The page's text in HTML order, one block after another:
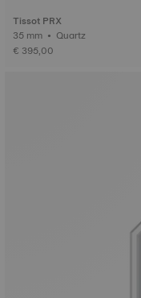
Tissot PRX
35 mm • Quartz
€ 395,00